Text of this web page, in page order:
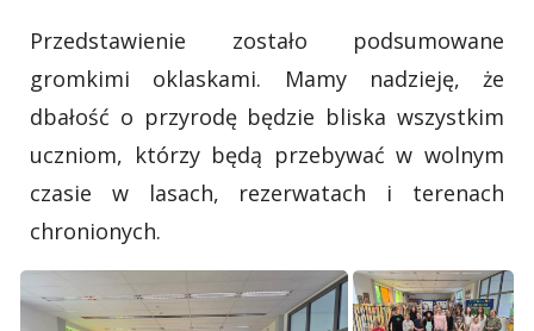
Przedstawienie zostało podsumowane
gromkimi oklaskami. Mamy nadzieję, że
dbałość o przyrodę będzie bliska wszystkim
uczniom, którzy będą przebywać w wolnym
czasie w lasach, rezerwatach i terenach
chronionych.